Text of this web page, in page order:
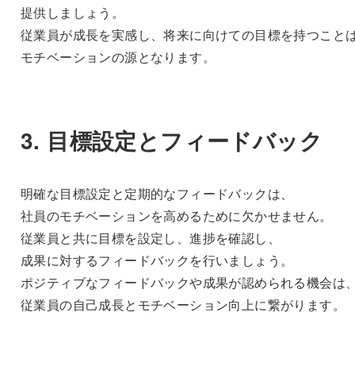
提供しましょう。
従業員が成長を実感し、将来に向けての目標を持つこと
モチベーションの源となります。
3. 目標設定とフィードバック
明確な目標設定と定期的なフィードバックは、
社員のモチベーションを高めるために欠かせません。
従業員と共に目標を設定し、進捗を確認し、
成果に対するフィードバックを行いましょう。
ポジティブなフィードバックや成果が認められる機会は
従業員の自己成長とモチベーション向上に繋がります。